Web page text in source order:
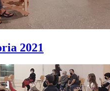
2021